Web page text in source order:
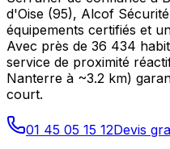
d'Oise (95), Alcof
équipements certifiés et
Avec près de 36 434
service de proximité
Nanterre à ~3.2 km)
court.
01 45 05 15 12Devis